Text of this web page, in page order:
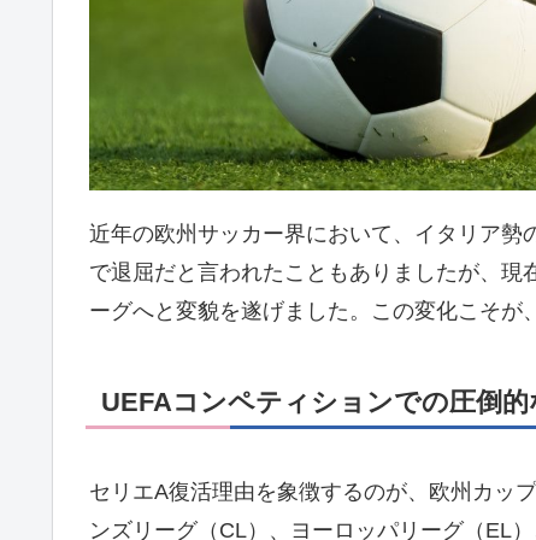
近年の欧州サッカー界において、イタリア
で退屈だと言われたこともありましたが、現
ーグへと変貌を遂げました。この変化こそが
UEFAコンペティションでの圧倒的
セリエA復活理由を象徴するのが、欧州カッ
ンズリーグ（CL）、ヨーロッパリーグ（EL